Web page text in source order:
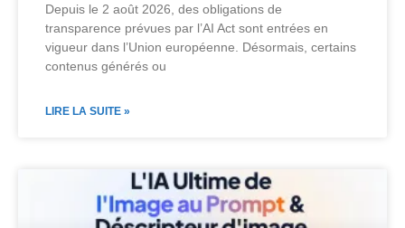
Depuis le 2 août 2026, des obligations de
transparence prévues par l’AI Act sont entrées en
vigueur dans l’Union européenne. Désormais, certains
contenus générés ou
LIRE LA SUITE »